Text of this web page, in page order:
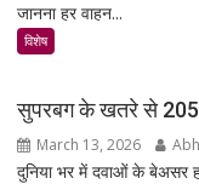
जानना हर वाहन...
विशेष
सुपरबग के खतरे से
March 13, 2026
दुनिया भर में दवाओं के बेअसर